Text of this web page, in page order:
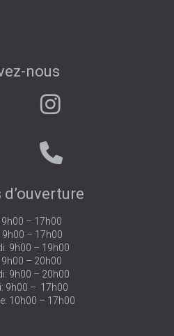
nous
d’ouverture
9h00 – 17h00
9h00 – 17h00
9h00 – 19h00
9h00 – 20h00
9h00 – 20h00
9h00 – 17h00
10h00 – 17h00